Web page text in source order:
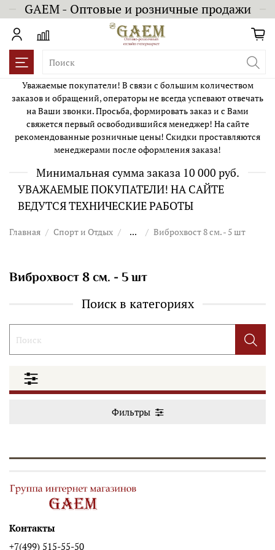
GAEM - Оптовые и розничные продажи
Уважаемые покупатели! В связи с большим количеством
заказов и обращений, операторы не всегда успевают отвечать
на Ваши звонки. Просьба, формировать заказ и с Вами
свяжется первый освободившийся менеджер! На сайте
рекомендованные розничные цены! Скидки проставляются
менеджерами после оформления заказа!
Минимальная сумма заказа 10 000 руб.
УВАЖАЕМЫЕ ПОКУПАТЕЛИ! НА САЙТЕ
ВЕДУТСЯ ТЕХНИЧЕСКИЕ РАБОТЫ
Главная Спорт и Отдых ... Виброхвост 8 см. - 5 шт
Виброхвост 8 см. - 5 шт
Поиск в категориях
Фильтры
Контакты
+7(499) 515-55-50